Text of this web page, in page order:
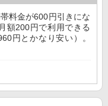
料金が600円引きにな
額200円で利用できる
円とかなり安い）。